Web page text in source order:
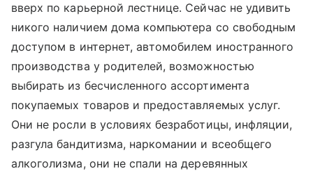
вверх по карьерной лестнице. Сейчас не удивить
никого наличием дома компьютера со свободным
доступом в интернет, автомобилем иностранного
производства у родителей, возможностью
выбирать из бесчисленного ассортимента
покупаемых товаров и предоставляемых услуг.
Они не росли в условиях безработицы, инфляции,
разгула бандитизма, наркомании и всеобщего
алкоголизма, они не спали на деревянных